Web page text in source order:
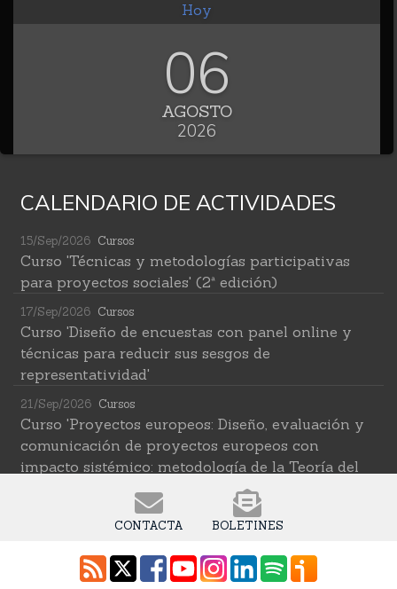
Hoy
06
AGOSTO
2026
CALENDARIO DE ACTIVIDADES
15/Sep/2026 Cursos
Curso 'Técnicas y metodologías participativas
para proyectos sociales' (2ª edición)
17/Sep/2026 Cursos
Curso 'Diseño de encuestas con panel online y
técnicas para reducir sus sesgos de
representatividad'
21/Sep/2026 Cursos
Curso 'Proyectos europeos: Diseño, evaluación y
comunicación de proyectos europeos con
impacto sistémico: metodología de la Teoría del
Cambio transformativa'
Cursos
ciencias sociales' (2ª edición)
CONTACTA BOLETINES